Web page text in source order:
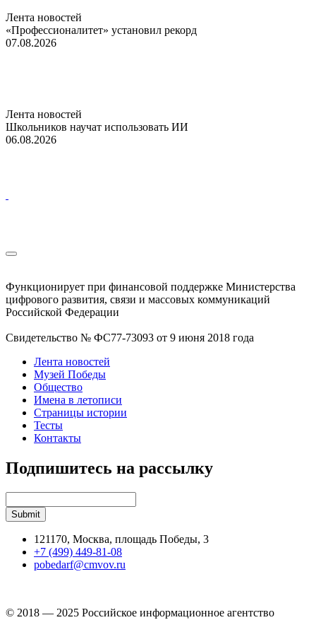
Лента новостей
«Профессионалитет» установил рекорд
07.08.2026
Лента новостей
Школьников научат использовать ИИ
06.08.2026
Функционирует при финансовой поддержке Министерства
цифрового развития, связи и массовых коммуникаций
Российской Федерации
Свидетельство № ФС77-73093 от 9 июня 2018 года
Лента новостей
Музей Победы
Общество
Имена в летописи
Страницы истории
Тесты
Контакты
Подпишитесь на рассылку
121170, Москва, площадь Победы, 3
+7 (499) 449-81-08
pobedarf@cmvov.ru
© 2018 — 2025 Российское информационное агентство